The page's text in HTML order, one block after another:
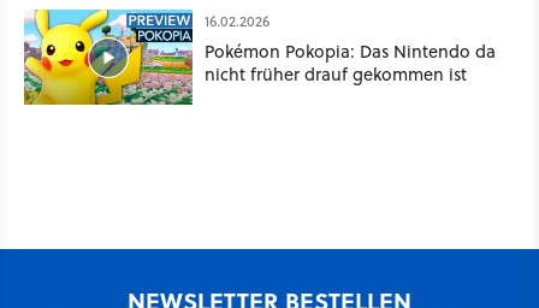
16.02.2026
Pokémon Pokopia: Das Nintendo da
nicht früher drauf gekommen ist
NEWSLETTER BESTELLEN